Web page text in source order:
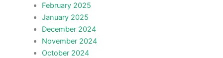
February 2025
January 2025
December 2024
November 2024
October 2024